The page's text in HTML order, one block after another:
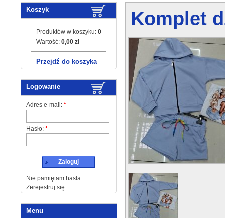
Koszyk
Produktów w koszyku: 0
Wartość: 0,00 zł
Przejdź do koszyka
Logowanie
Adres e-mail: *
Hasło: *
Zaloguj
Nie pamiętam hasła
Zerejestruj się
Menu
Komplet